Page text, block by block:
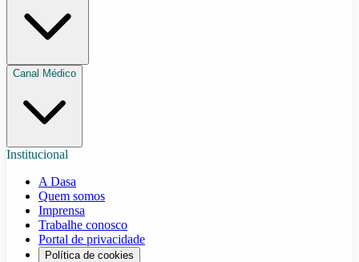
Canal Médico
Institucional
A Dasa
Quem somos
Imprensa
Trabalhe conosco
Portal de privacidade
Política de cookies